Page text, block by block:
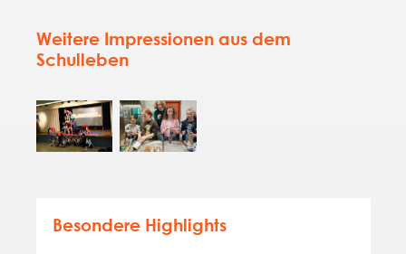
Weitere Impressionen aus dem
Schulleben
Besondere Highlights